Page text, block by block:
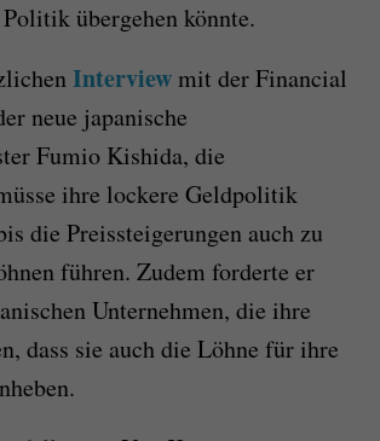
übergehen könnte.
Interviewmit der Financial
neue japanische
Fumio Kishida, die
ihre lockere Geldpolitik
die Preissteigerungen auch zu
führen. Zudem forderte er
Unternehmen, die ihre
dass sie auch die Löhne für ihre